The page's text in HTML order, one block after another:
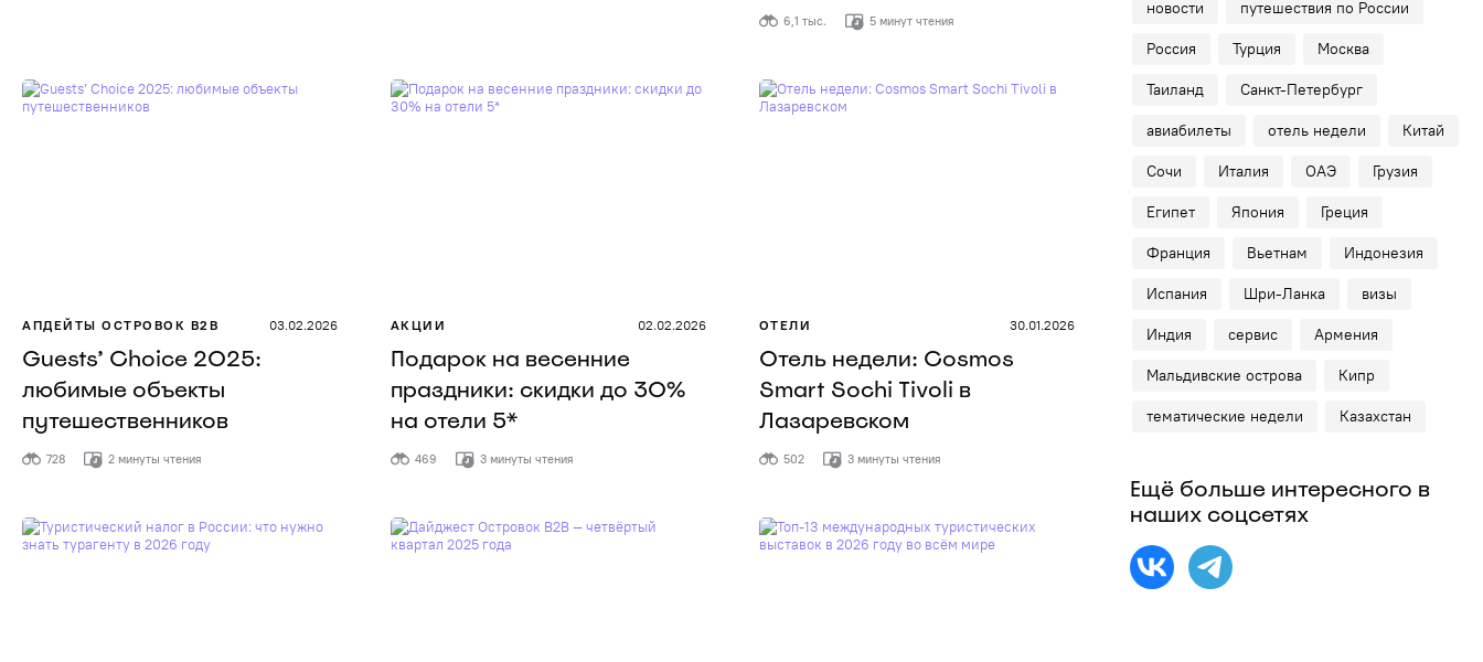
6,1 тыс. 5 минут чтения
АПДЕЙТЫ ОСТРОВОК B2B 03.02.2026
Guests’ Choice 2025:
любимые объекты
путешественников
728 2 минуты чтения
АКЦИИ 02.02.2026
Подарок на весенние
праздники: скидки до 30%
на отели 5*
469 3 минуты чтения
ОТЕЛИ 30.01.2026
Отель недели: Cosmos
Smart Sochi Tivoli в
Лазаревском
502 3 минуты чтения
новости путешествия по России
Россия Турция Москва
Таиланд Санкт-Петербург
авиабилеты отель недели Китай
Сочи Италия ОАЭ Грузия
Египет Япония Греция
Франция Вьетнам Индонезия
Испания Шри-Ланка визы
Индия сервис Армения
Мальдивские острова Кипр
тематические недели Казахстан
Ещё больше интересного в
наших соцсетях